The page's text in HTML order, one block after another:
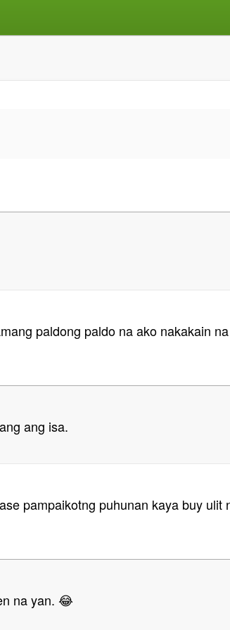
paldong paldo na ako nakakain
ang isa.
pampaikotng puhunan kaya buy ulit
na yan. 😂